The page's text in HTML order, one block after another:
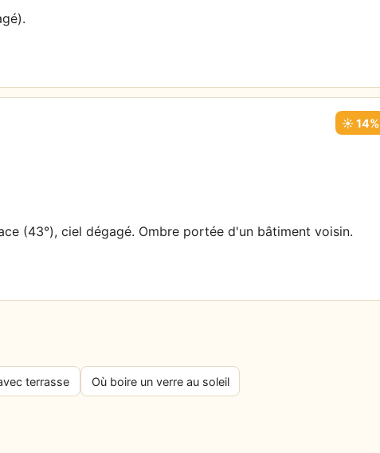
☀️ 14%
(43°), ciel dégagé. Ombre portée d'un bâtiment voisin.
terrasse Où boire un verre au soleil